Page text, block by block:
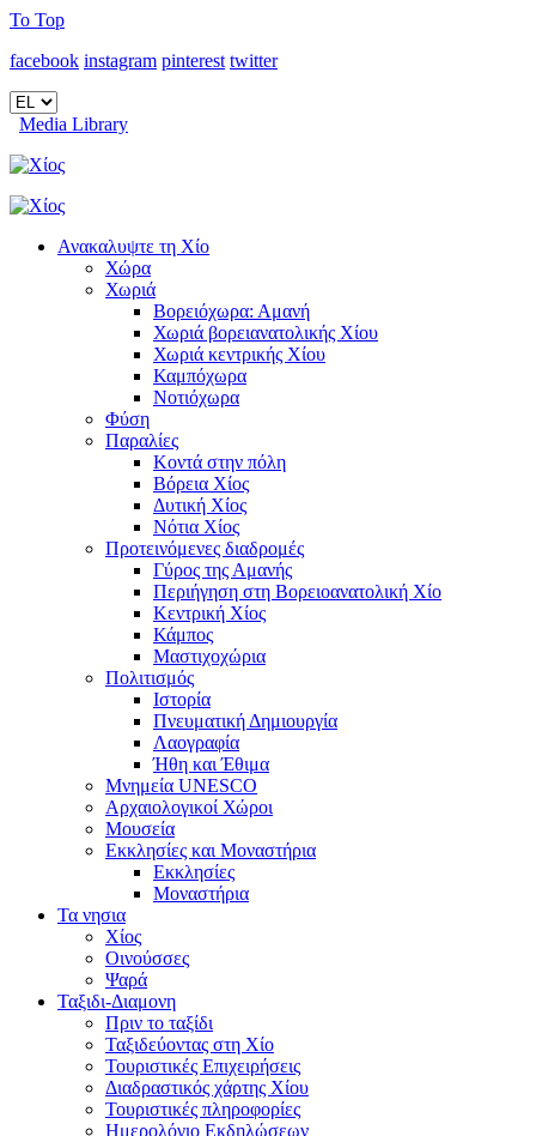
To Top
facebook instagram pinterest twitter
Media Library
Ανακαλυψτε τη Χίο
Χώρα
Χωριά
Βορειόχωρα: Αμανή
Χωριά βορειανατολικής Χίου
Χωριά κεντρικής Χίου
Καμπόχωρα
Νοτιόχωρα
Φύση
Παραλίες
Κοντά στην πόλη
Βόρεια Χίος
Δυτική Χίος
Νότια Χίος
Προτεινόμενες διαδρομές
Γύρος της Αμανής
Περιήγηση στη Βορειοανατολική Χίο
Κεντρική Χίος
Κάμπος
Μαστιχοχώρια
Πολιτισμός
Ιστορία
Πνευματική Δημιουργία
Λαογραφία
Ήθη και Έθιμα
Μνημεία UNESCO
Αρχαιολογικοί Χώροι
Μουσεία
Εκκλησίες και Μοναστήρια
Εκκλησίες
Μοναστήρια
Τα νησια
Χίος
Οινούσσες
Ψαρά
Ταξιδι-Διαμονη
Πριν το ταξίδι
Ταξιδεύοντας στη Χίο
Τουριστικές Επιχειρήσεις
Διαδραστικός χάρτης Χίου
Τουριστικές πληροφορίες
Ημερολόγιο Εκδηλώσεων